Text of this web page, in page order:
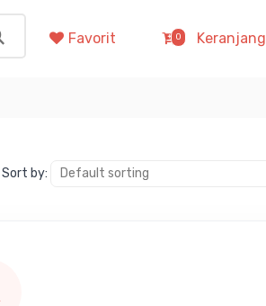
Favorit 0 Keranjang
Sort by: